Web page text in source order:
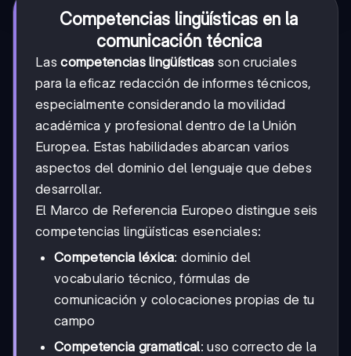
Competencias lingüísticas en la
comunicación técnica
Lascompetencias lingüísticas son cruciales
para la eficaz redacción de informes técnicos,
especialmente considerando la movilidad
académica y profesional dentro de la Unión
Europea. Estas habilidades abarcan varios
aspectos del dominio del lenguaje que debes
desarrollar.
El Marco de Referencia Europeo distingue seis
competencias lingüísticas esenciales:
Competencia léxica: dominio del
vocabulario técnico, fórmulas de
comunicación y colocaciones propias de tu
campo
Competencia gramatical: uso correcto de la